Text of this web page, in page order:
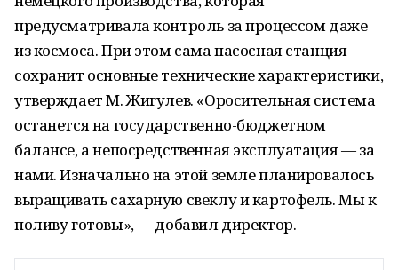
предусматривала контроль за процессом даже
из космоса. При этом сама насосная станция
сохранит основные технические характеристики,
утверждает М. Жигулев. «Оросительная система
останется на государственно-бюджетном
балансе, а непосредственная эксплуатация — за
нами. Изначально на этой земле планировалось
выращивать сахарную свеклу и картофель. Мы к
поливу готовы», — добавил директор.